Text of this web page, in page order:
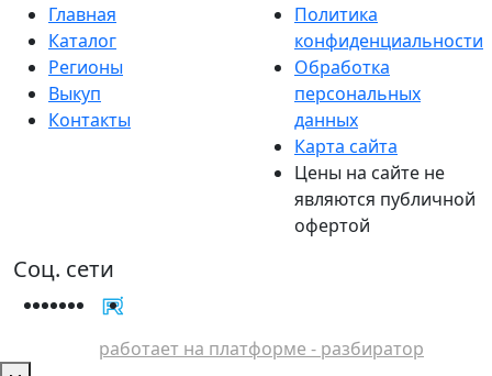
Главная
Каталог
Регионы
Выкуп
Контакты
Политика
конфиденциальности
Обработка
персональных
данных
Карта сайта
Цены на сайте не
являются публичной
офертой
Соц. сети
работает на платформе - разбиратор